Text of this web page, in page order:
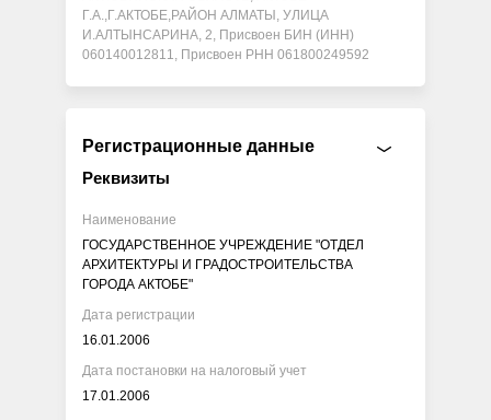
Г.А.,Г.АКТОБЕ,РАЙОН АЛМАТЫ, УЛИЦА
И.АЛТЫНСАРИНА, 2, Присвоен БИН (ИНН)
060140012811, Присвоен РНН 061800249592
Регистрационные данные
Реквизиты
Наименование
ГОСУДАРСТВЕННОЕ УЧРЕЖДЕНИЕ "ОТДЕЛ
АРХИТЕКТУРЫ И ГРАДОСТРОИТЕЛЬСТВА
ГОРОДА АКТОБЕ"
Дата регистрации
16.01.2006
Дата постановки на налоговый учет
17.01.2006